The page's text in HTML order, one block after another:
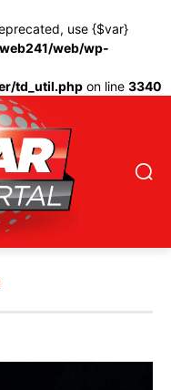
use {$var}
web/wp-
td_util.php on line 3340